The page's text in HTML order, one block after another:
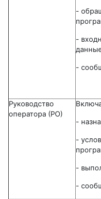
-
-
-
Руководство
оператора (РО)
-
-
-
-